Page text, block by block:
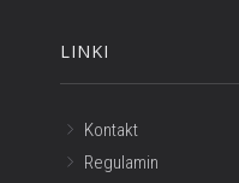
LINKI
Kontakt
Regulamin